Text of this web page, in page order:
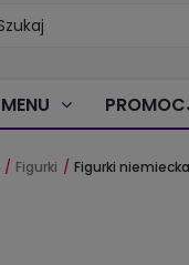
MENU
Figurki Figurki